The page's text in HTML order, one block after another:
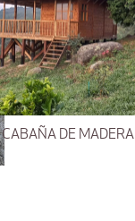
CABAÑA DE MADERA